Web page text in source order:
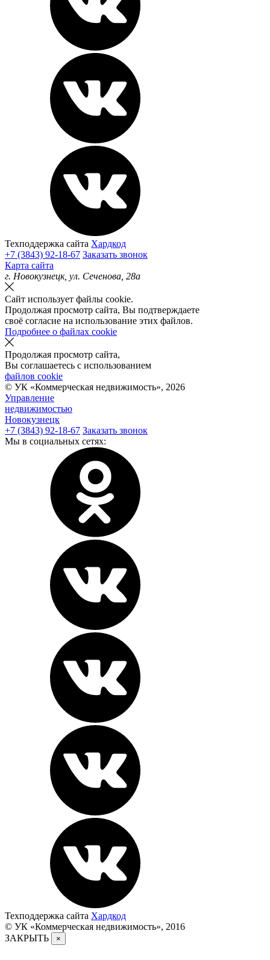
Техподдержка сайта Хардкод
+7 (3843) 92-18-67 Заказать звонок
Карта сайта
г. Новокузнецк, ул. Сеченова, 28а
Сайт использует файлы cookie.
Продолжая просмотр сайта, Вы подтверждаете
своё согласие на использование этих файлов.
Подробнее о файлах cookie
Продолжая просмотр сайта,
Вы соглашаетесь с использованием
файлов cookie
© УК «Коммерческая недвижимость», 2026
Управление
недвижимостью
Новокузнецк
+7 (3843) 92-18-67 Заказать звонок
Мы в социальных сетях:
Техподдержка сайта Хардкод
© УК «Коммерческая недвижимость», 2016
ЗАКРЫТЬ
×